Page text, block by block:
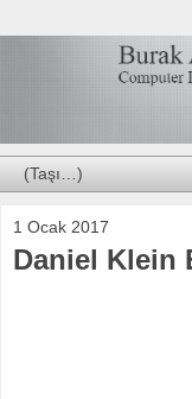
1 Ocak 2017
Daniel Klein